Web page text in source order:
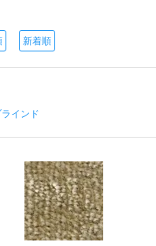
新着順
ラインド